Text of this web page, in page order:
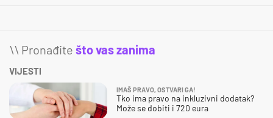
\\ Pronađite što vas zanima
VIJESTI
IMAŠ PRAVO, OSTVARI GA!
Tko ima pravo na inkluzivni dodatak?
Može se dobiti i 720 eura